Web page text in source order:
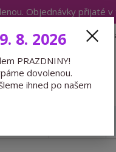
Objednávky
Hledat
775 866 913 Po-Čt 9-15:30
8. 2026
PRAZDNINY!
dovolenou.
ihned po našem